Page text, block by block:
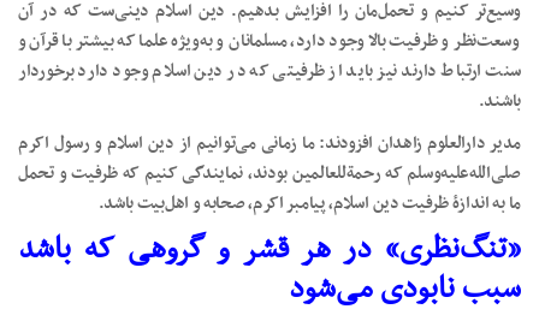
وسیع‌تر کنیم و تحمل‌مان را افزایش بدهیم. دین اسلام دینی‌ست که در آن
وسعت‌نظر و ظرفیت بالا وجود دارد، مسلمانان و به‌ویژه علما که بیشتر با قرآن و
سنت ارتباط دارند نیز باید از ظرفیتی که در دین اسلام وجود دارد برخوردار
باشند.
مدیر دارالعلوم زاهدان افزودند: ما زمانی می‌توانیم از دین اسلام و رسول اکرم
صلی‌الله‌علیه‌وسلم که رحمةللعالمین بودند، نمایندگی کنیم که ظرفیت و تحمل
ما به اندازۀ ظرفیت دین اسلام، پیامبر اکرم، صحابه و اهل‌بیت باشد.
«تنگ‌نظری» در هر قشر و گروهی که باشد
سبب نابودی می‌شود